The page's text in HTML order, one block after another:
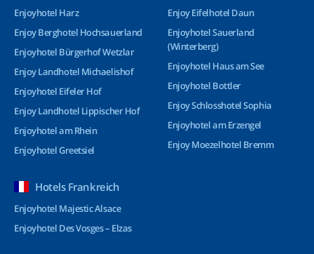
Enjoyhotel Harz
Enjoy Berghotel Hochsauerland
Enjoyhotel Bürgerhof Wetzlar
Enjoy Landhotel Michaelishof
Enjoyhotel Eifeler Hof
Enjoy Landhotel Lippischer Hof
Enjoyhotel am Rhein
Enjoyhotel Greetsiel
Enjoy Eifelhotel Daun
Enjoyhotel Sauerland
(Winterberg)
Enjoyhotel Haus am See
Enjoyhotel Bottler
Enjoy Schlosshotel Sophia
Enjoyhotel am Erzengel
Enjoy Moezelhotel Bremm
Hotels Frankreich
Enjoyhotel Majestic Alsace
Enjoyhotel Des Vosges – Elzas